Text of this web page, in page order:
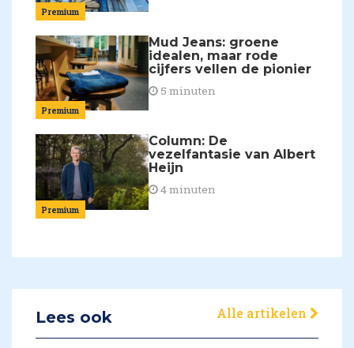
Premium
Premium
Mud Jeans: groene
idealen, maar rode
cijfers vellen de pionier
5 minuten
Premium
Column: De
vezelfantasie van Albert
Heijn
4 minuten
Lees ook Alle artikelen